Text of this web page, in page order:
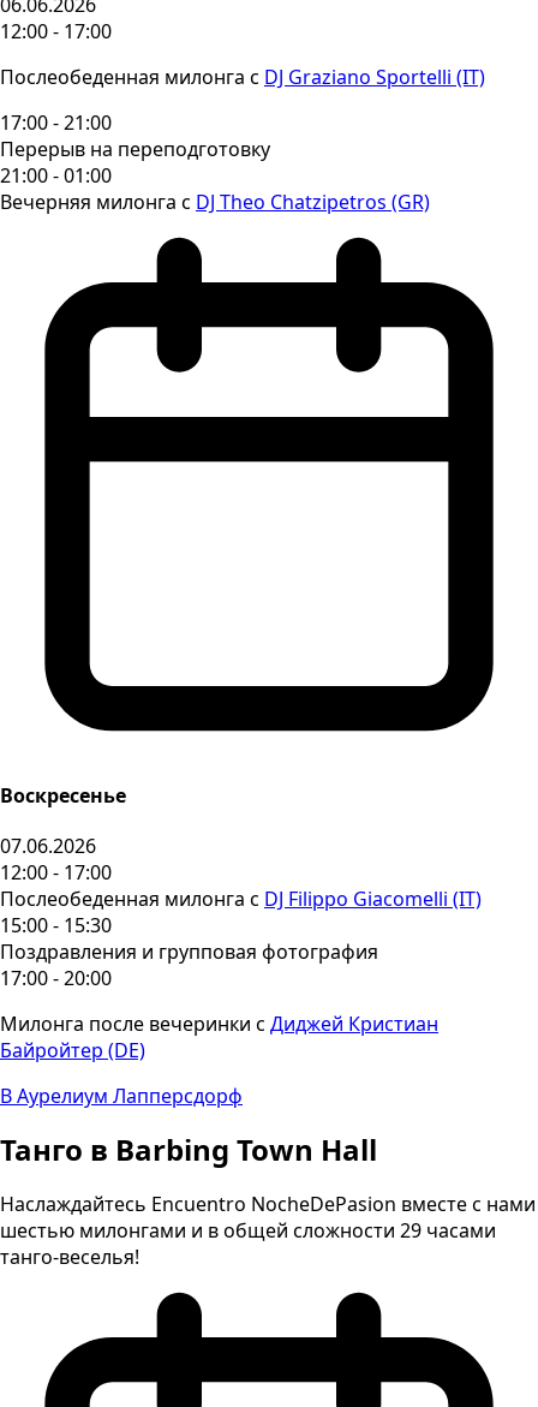
12:00 - 17:00
Послеобеденная милонга с DJ Graziano Sportelli (IT)
17:00 - 21:00
Перерыв на переподготовку
21:00 - 01:00
Вечерняя милонга с DJ Theo Chatzipetros (GR)
Воскресенье
07.06.2026
12:00 - 17:00
Послеобеденная милонга с DJ Filippo Giacomelli (IT)
15:00 - 15:30
Поздравления и групповая фотография
17:00 - 20:00
Милонга после вечеринки с Диджей Кристиан
Байройтер (DE)
В Аурелиум Лапперсдорф
Танго в Barbing Town Hall
Наслаждайтесь Encuentro NocheDePasion вместе с нами
шестью милонгами и в общей сложности 29 часами
танго-веселья!